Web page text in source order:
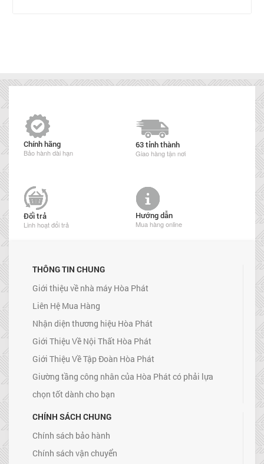
Chính hãng
Bảo hành dài hạn
63 tỉnh thành
Giao hàng tận nơi
Đổi trả
Linh hoạt đổi trả
Hướng dẫn
Mua hàng online
THÔNG TIN CHUNG
Giới thiệu về nhà máy Hòa Phát
Liên Hệ Mua Hàng
Nhận diện thương hiệu Hòa Phát
Giới Thiệu Về Nội Thất Hòa Phát
Giới Thiệu Về Tập Đoàn Hòa Phát
Giường tầng công nhân của Hòa Phát có phải lựa
chọn tốt dành cho bạn
CHÍNH SÁCH CHUNG
Chính sách bảo hành
Chính sách vận chuyển